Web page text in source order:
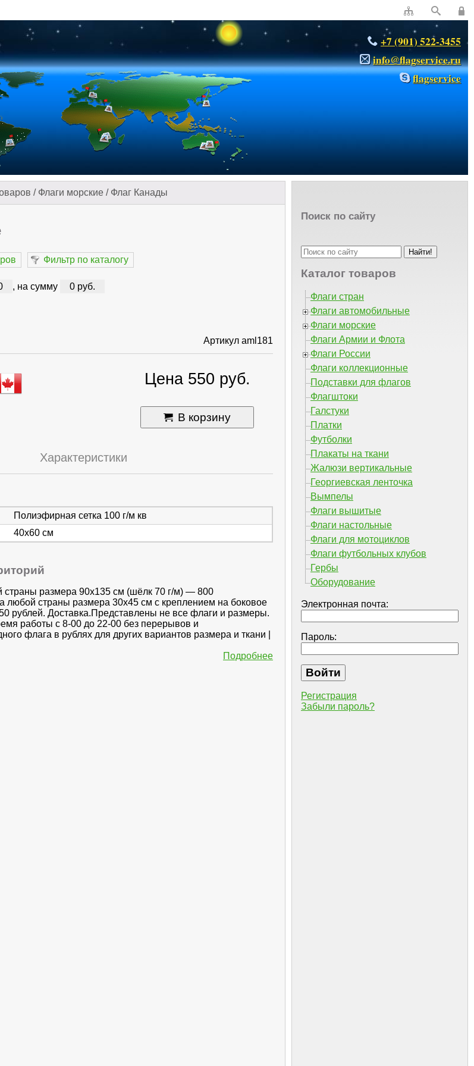
+7 (901) 522-3455
info@flagservice.ru
flagservice
/ Флаги морские/ Флаг Канады
Фильтр по каталогу
, на сумму 0 руб.
Артикул aml181
Цена 550 руб.
В корзину
Характеристики
Полиэфирная сетка 100 г/м кв
40х60 см
страны размера 90х135 см (шёлк 70 г/м) — 800
любой страны размера 30x45 см с креплением на боковое
рублей. Доставка.Представлены не все флаги и размеры.
работы с 8-00 до 22-00 без перерывов и
флага в рублях для других вариантов размера и ткани |
Подробнее
Поиск по сайту
Каталог товаров
Флаги стран
Флаги автомобильные
Флаги морские
Флаги Армии и Флота
Флаги России
Флаги коллекционные
Подставки для флагов
Флагштоки
Галстуки
Платки
Футболки
Плакаты на ткани
Жалюзи вертикальные
Георгиевская ленточка
Вымпелы
Флаги вышитые
Флаги настольные
Флаги для мотоциклов
Флаги футбольных клубов
Гербы
Оборудование
Электронная почта:
Пароль:
Регистрация
Забыли пароль?